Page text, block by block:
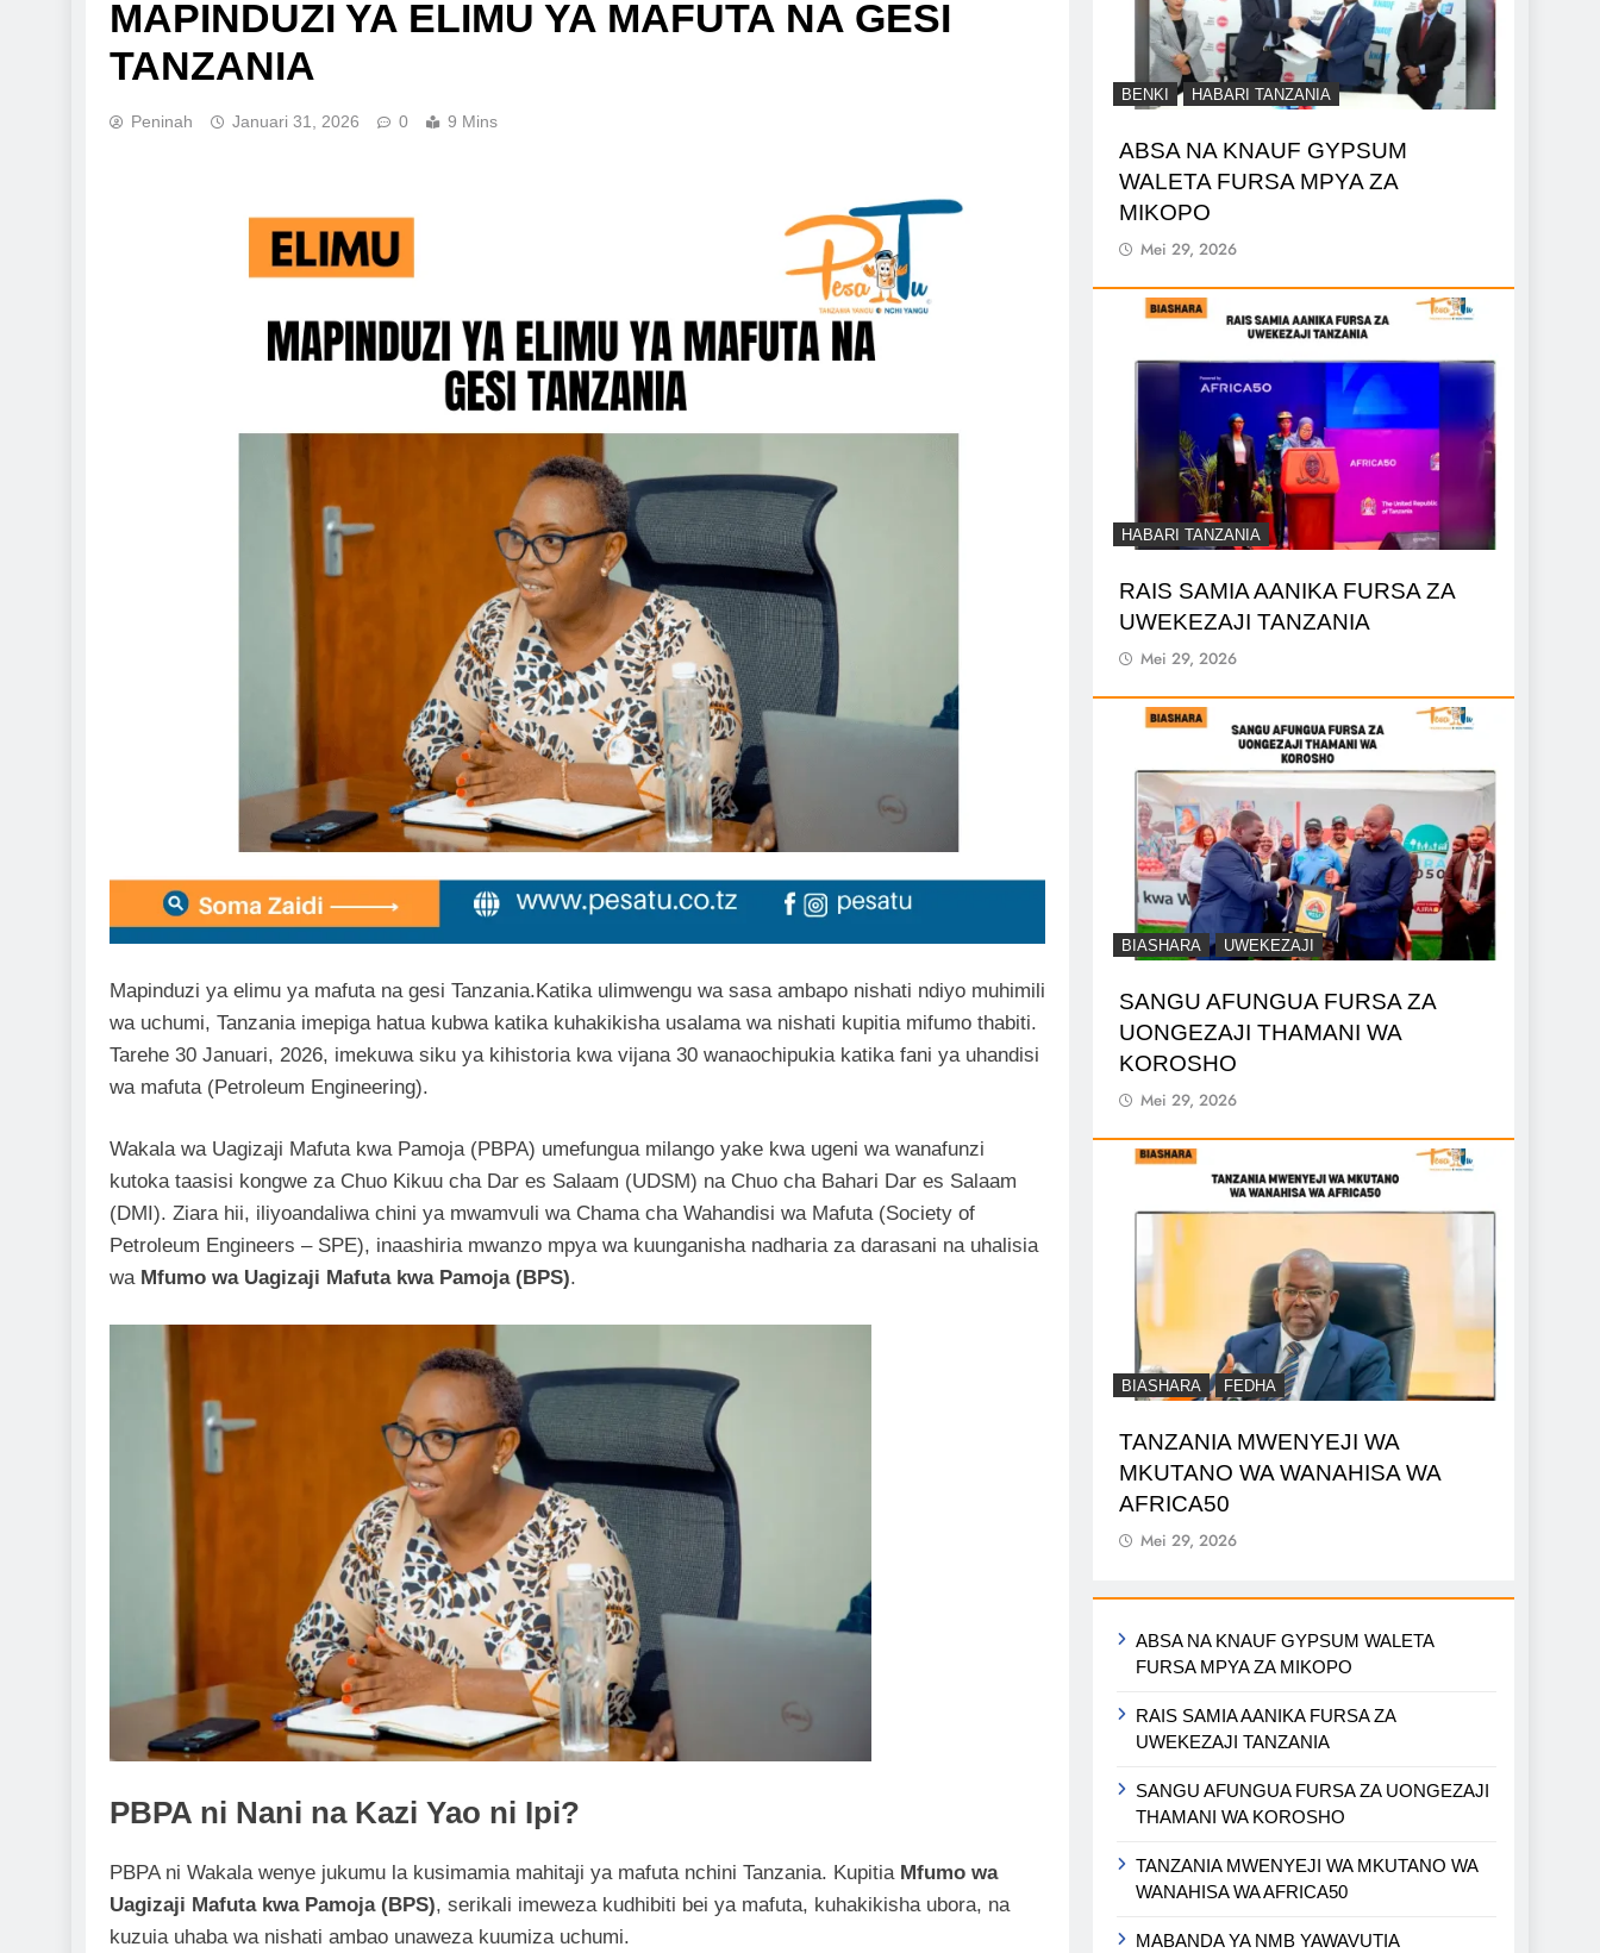
MAPINDUZI YA ELIMU YA MAFUTA NA GESI
TANZANIA
Peninah Januari 31, 2026 0 9 Mins
Mapinduzi ya elimu ya mafuta na gesi Tanzania.Katika ulimwengu wa sasa ambapo nishati ndiyo muhimili
wa uchumi, Tanzania imepiga hatua kubwa katika kuhakikisha usalama wa nishati kupitia mifumo thabiti.
Tarehe 30 Januari, 2026, imekuwa siku ya kihistoria kwa vijana 30 wanaochipukia katika fani ya uhandisi
wa mafuta (Petroleum Engineering).
Wakala wa Uagizaji Mafuta kwa Pamoja (PBPA) umefungua milango yake kwa ugeni wa wanafunzi
kutoka taasisi kongwe za Chuo Kikuu cha Dar es Salaam (UDSM) na Chuo cha Bahari Dar es Salaam
(DMI). Ziara hii, iliyoandaliwa chini ya mwamvuli wa Chama cha Wahandisi wa Mafuta (Society of
Petroleum Engineers – SPE), inaashiria mwanzo mpya wa kuunganisha nadharia za darasani na uhalisia
wa Mfumo wa Uagizaji Mafuta kwa Pamoja (BPS).
PBPA ni Nani na Kazi Yao ni Ipi?
PBPA ni Wakala wenye jukumu la kusimamia mahitaji ya mafuta nchini Tanzania. Kupitia Mfumo wa
Uagizaji Mafuta kwa Pamoja (BPS), serikali imeweza kudhibiti bei ya mafuta, kuhakikisha ubora, na
kuzuia uhaba wa nishati ambao unaweza kuumiza uchumi.
BENKI HABARI TANZANIA
ABSA NA KNAUF GYPSUM
WALETA FURSA MPYA ZA
MIKOPO
Mei 29, 2026
HABARI TANZANIA
RAIS SAMIA AANIKA FURSA ZA
UWEKEZAJI TANZANIA
Mei 29, 2026
BIASHARA UWEKEZAJI
SANGU AFUNGUA FURSA ZA
UONGEZAJI THAMANI WA
KOROSHO
Mei 29, 2026
BIASHARA FEDHA
TANZANIA MWENYEJI WA
MKUTANO WA WANAHISA WA
AFRICA50
Mei 29, 2026
ABSA NA KNAUF GYPSUM WALETA
FURSA MPYA ZA MIKOPO
RAIS SAMIA AANIKA FURSA ZA
UWEKEZAJI TANZANIA
SANGU AFUNGUA FURSA ZA UONGEZAJI
THAMANI WA KOROSHO
TANZANIA MWENYEJI WA MKUTANO WA
WANAHISA WA AFRICA50
MABANDA YA NMB YAWAVUTIA